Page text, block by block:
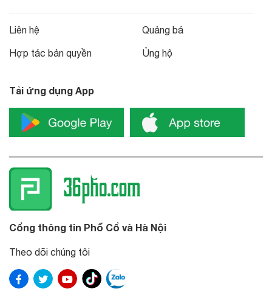
Liên hệ
Hợp tác bản quyền
Quảng bá
Ủng hộ
Tải ứng dụng App
Cổng thông tin Phố Cổ và Hà Nội
Theo dõi chúng tôi